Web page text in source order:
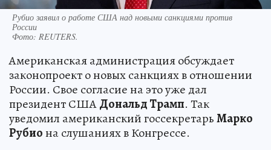
Рубио заявил о работе США над новыми санкциями против
России
Фото: REUTERS.
Американская администрация обсуждает
законопроект о новых санкциях в отношении
России. Свое согласие на это уже дал
президент СШАДональд Трамп. Так
уведомил американский госсекретарьМарко
Рубиона слушаниях в Конгрессе.